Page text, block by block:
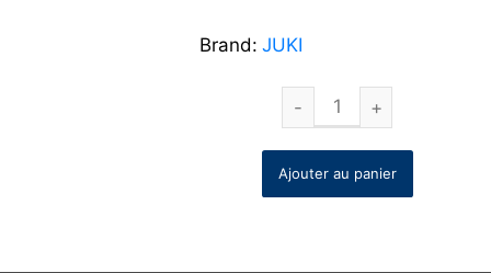
Brand: JUKI
Ajouter au panier